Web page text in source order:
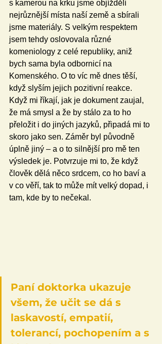
s kamerou na krku jsme objížděli
nejrůznější místa naší země a sbírali
jsme materiály. S velkým respektem
jsem tehdy oslovovala různé
komeniology z celé republiky, aniž
bych sama byla odbornicí na
Komenského. O to víc mě dnes těší,
když slyším jejich pozitivní reakce.
Když mi říkají, jak je dokument zaujal,
že má smysl a že by stálo za to ho
přeložit i do jiných jazyků, připadá mi to
skoro jako sen. Záměr byl původně
úplně jiný – a o to silnější pro mě ten
výsledek je. Potvrzuje mi to, že když
člověk dělá něco srdcem, co ho baví a
v co věří, tak to může mít velký dopad, i
tam, kde by to nečekal.
Paní doktorka ukazuje
všem, že učit se dá s
laskavostí, empatií,
tolerancí, pochopením a s